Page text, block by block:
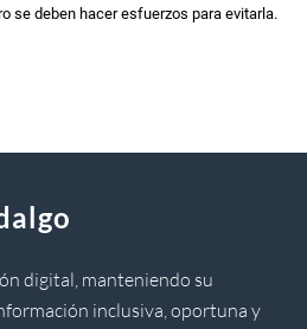
se deben hacer esfuerzos para evitarla.
digital, manteniendo su
inclusiva, oportuna y